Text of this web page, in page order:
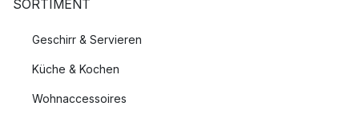
SORTIMENT
Geschirr & Servieren
Küche & Kochen
Wohnaccessoires